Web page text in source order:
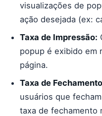
visualizações de
ação desejada (ex:
Taxa de Impressão:
popup é exibido em
página.
Taxa de
usuários que
taxa de fechamento